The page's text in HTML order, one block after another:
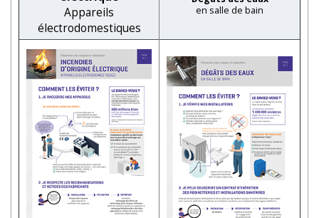
Appareils
électrodomestiques
en salle de bain